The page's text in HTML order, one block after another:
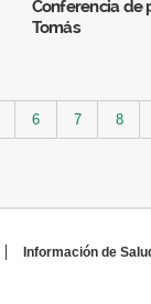
Conferencia de
Tomás
6 7 8
Información de